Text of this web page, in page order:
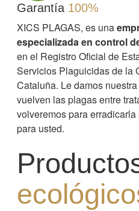
Garantía 100%
XICS PLAGAS, es una
especializada en control
en el Registro Oficial de
Servicios Plaguicidas de la
Cataluña. Le damos
vuelven las plagas entre
volveremos para
para usted.